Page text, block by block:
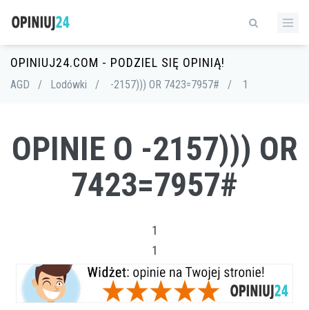
OPINIUJ24.COM - PODZIEL SIĘ OPINIĄ!
AGD / Lodówki / -2157))) OR 7423=7957# / 1
OPINIE O -2157))) OR
7423=7957#
1
1